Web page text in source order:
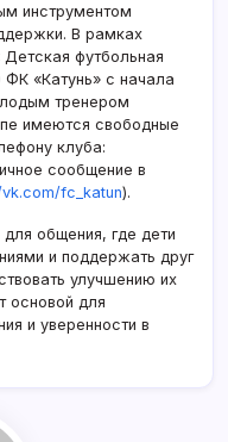
стартовали
в
Горно-
Алтайске
инструментом
В рамках
Детская футбольная
«Катунь» с начала
тренером
имеются свободные
клуба:
сообщение в
fc_katun).
общения, где дети
и поддержать друг
улучшению их
основой для
и уверенности в